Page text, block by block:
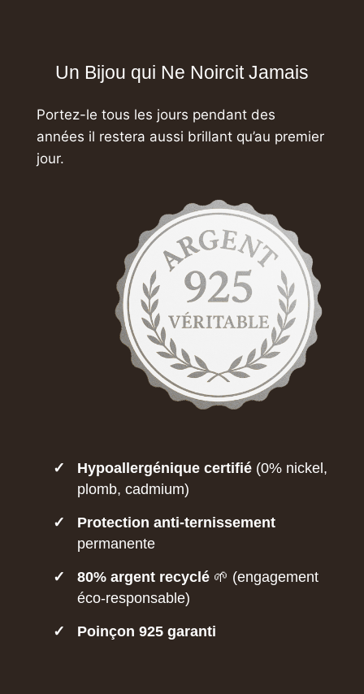
Un Bijou qui Ne Noircit Jamais
Portez-le tous les jours pendant des
années il restera aussi brillant qu’au premier
jour.
✓ Hypoallergénique certifié(0% nickel,
plomb, cadmium)
✓
Protection anti-ternissement
permanente
✓ 80% argent recyclé🌱 (engagement
éco-responsable)
✓ Poinçon 925 garanti